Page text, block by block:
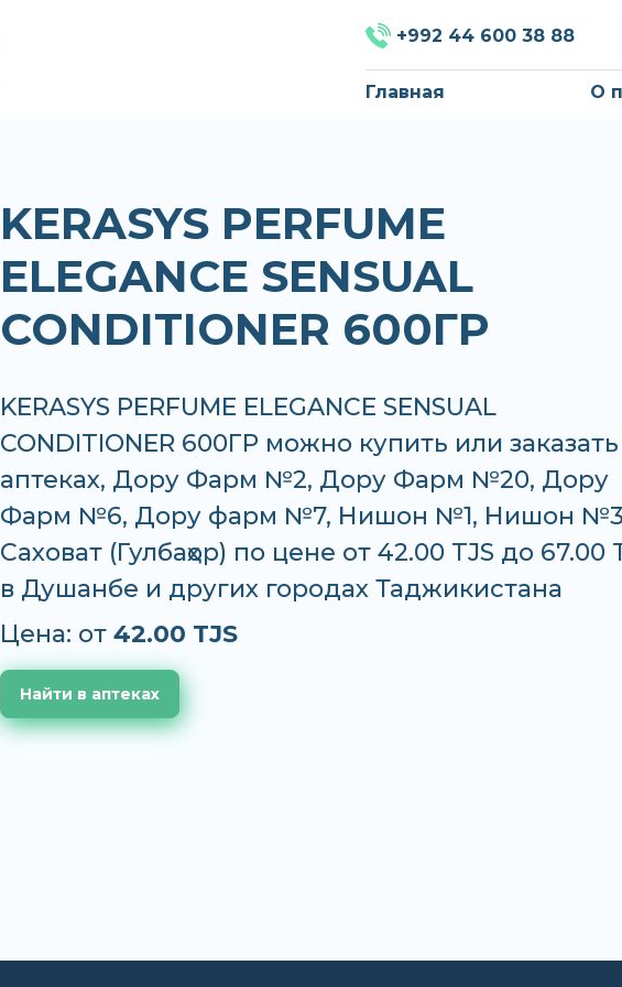
+992 44 600 38 88
Главная О
KERASYS PERFUME
ELEGANCE SENSUAL
CONDITIONER 600ГР
KERASYS PERFUME ELEGANCE SENSUAL
CONDITIONER 600ГР можно купить или
аптеках, Дору Фарм №2, Дору Фарм №20, Дору
Фарм №6, Дору фарм №7, Нишон №1, Нишон
Саховат (Гулбаҳор) по цене от 42.00 TJS до 67.00
в Душанбе и других городах Таджикистана
Цена: от 42.00 TJS
Найти в аптеках